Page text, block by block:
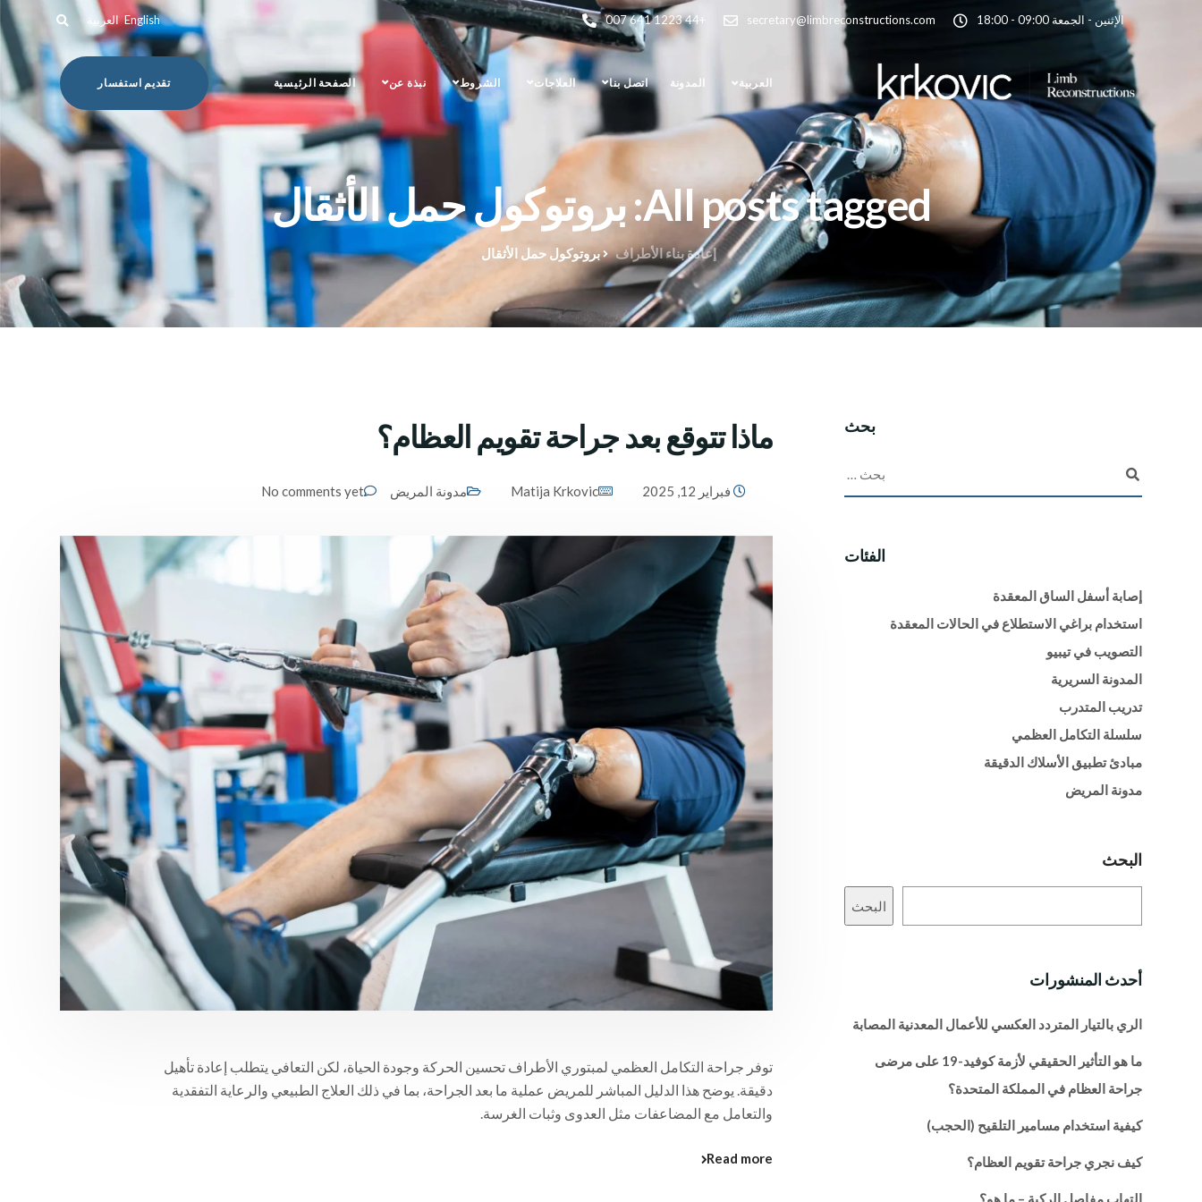
+44 1223 641 007 secretary@limbreconstructions.com الإثنين - الجمعة 09:00 - 18:00 العربية English
الصفحة الرئيسية نبذة عن الشروط العلاجات اتصل بنا المدونة العربية تقديم استفسار
All posts tagged: بروتوكول حمل الأثقال
إعادة بناء الأطراف بروتوكول حمل الأثقال
ماذا تتوقع بعد جراحة تقويم العظام؟
فبراير 12, 2025 Matija Krkovic مدونة المريض No comments yet
توفر جراحة التكامل العظمي لمبتوري الأطراف تحسين الحركة وجودة الحياة، لكن التعافي يتطلب إعادة تأهيل
دقيقة. يوضح هذا الدليل المباشر للمريض عملية ما بعد الجراحة، بما في ذلك العلاج الطبيعي والرعاية التفقدية
والتعامل مع المضاعفات مثل العدوى وثبات الغرسة.
Read more
بحث
الفئات
إصابة أسفل الساق المعقدة
استخدام براغي الاستطلاع في الحالات المعقدة
التصويب في تيبيو
المدونة السريرية
تدريب المتدرب
سلسلة التكامل العظمي
مبادئ تطبيق الأسلاك الدقيقة
مدونة المريض
البحث
البحث
أحدث المنشورات
الري بالتيار المتردد العكسي للأعمال المعدنية المصابة
ما هو التأثير الحقيقي لأزمة كوفيد-19 على مرضى
جراحة العظام في المملكة المتحدة؟
كيفية استخدام مسامير التلقيح (الحجب)
كيف نجري جراحة تقويم العظام؟
التهاب مفاصل الركبة – ما هو؟